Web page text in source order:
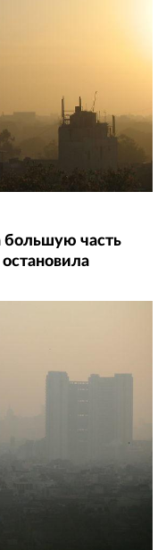
большую часть